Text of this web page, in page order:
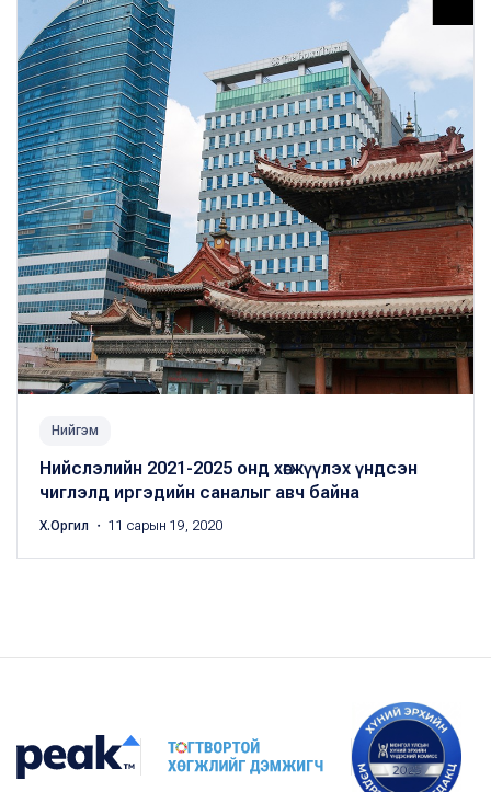
Нийгэм
Нийслэлийн 2021-2025 онд хөгжүүлэх үндсэн
чиглэлд иргэдийн саналыг авч байна
Х.Оргил ・ 11 сарын 19, 2020